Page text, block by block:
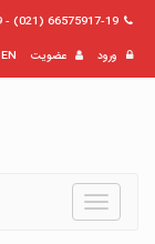
66575917-19 (021) - 09394309399
ورود
عضویت EN
Toggle
navigation